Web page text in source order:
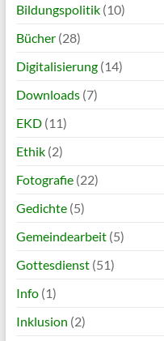
Bildungspolitik(10)
Bücher(28)
Digitalisierung(14)
Downloads(7)
EKD(11)
Ethik(2)
Fotografie(22)
Gedichte(5)
Gemeindearbeit(5)
Gottesdienst(51)
Info(1)
Inklusion (2)